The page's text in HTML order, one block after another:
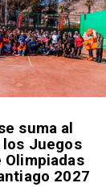
suma al
los Juegos
Olimpiadas
2027